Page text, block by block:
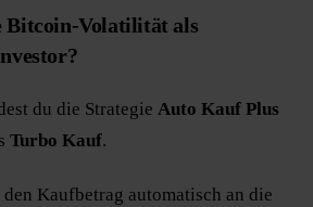
Bitcoin-Volatilität als
du die Strategie Auto Kauf Plus
Turbo Kauf.
den Kaufbetrag automatisch an die